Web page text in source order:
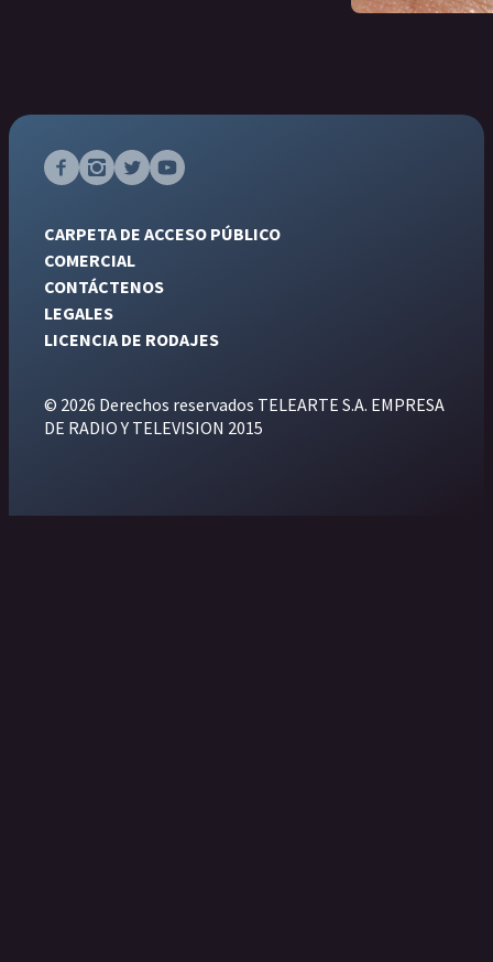
CARPETA DE ACCESO PÚBLICO
COMERCIAL
CONTÁCTENOS
LEGALES
LICENCIA DE RODAJES
© 2026 Derechos reservados TELEARTE S.A. EMPRESA
DE RADIO Y TELEVISION 2015